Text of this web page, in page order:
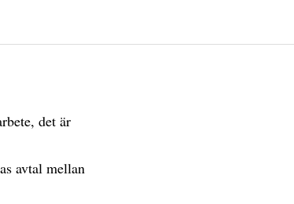
det är
avtal mellan